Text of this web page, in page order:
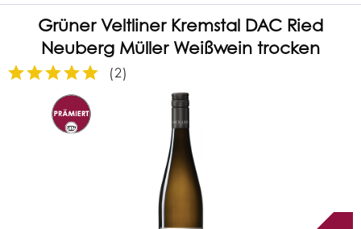
Grüner Veltliner Kremstal DAC Ried
Neuberg Müller Weißwein trocken
(2)